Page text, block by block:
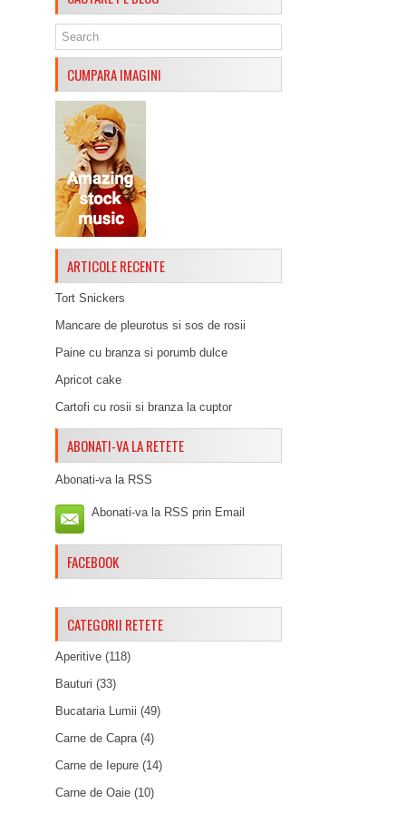
CUMPARA IMAGINI
ARTICOLE RECENTE
Tort Snickers
Mancare de pleurotus si sos de rosii
Paine cu branza si porumb dulce
Apricot cake
Cartofi cu rosii si branza la cuptor
ABONATI-VA LA RETETE
Abonati-va la RSS
Abonati-va la RSS prin Email
FACEBOOK
CATEGORII RETETE
Aperitive (118)
Bauturi (33)
Bucataria Lumii (49)
Carne de Capra(4)
Carne de Iepure (14)
Carne de Oaie (10)